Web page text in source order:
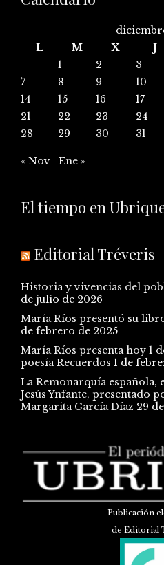
L
M X J
1
2 3
7
8 9 10
14
15 16 17
21
22 23 24
28
29 30 31
« Nov Ene »
El tiempo en
Editorial Tréveris
Historia y vivencias del
de julio de 2026
María Ríos presentó su
de febrero de 2025
María Ríos presenta hoy 1
poesía Recuerdos 1 de
La Remonarquía española,
Jesús Ynfante, presentado
Margarita García Díaz 29
Publicación
de Editorial